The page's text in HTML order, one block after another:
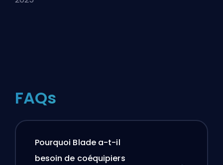
FAQs
Pourquoi Blade a-t-il
besoin de coéquipiers